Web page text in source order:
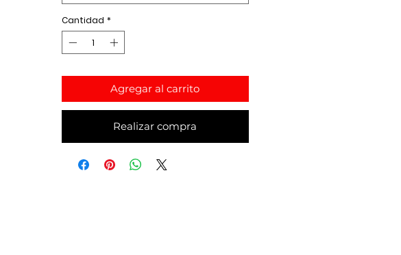
Cantidad *
Agregar al carrito
Realizar compra